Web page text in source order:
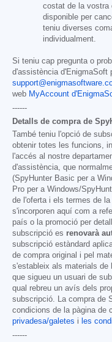
costat de la vostra
disponible per
teniu diverses
individualment.
Si teniu cap pregunta o
d'assistència d'EnigmaSoft
web MyAccount
------
Detalls de compra de
També teniu l'opció de
obtenir totes les funcions,
l'accés al nostre
d'assistència, que
(SpyHunter Basic per a
Pro per a Windows/
de l'oferta i els termes de
s'incorporen aquí com a
país o la promoció per
subscripció es renovarà
subscripció estàndard
de compra original i pel
s'estableix als materials de
que sigueu un usuari de
qual rebreu un avís dels
subscripció. La compra de
condicions de la pàgina de
privadesa/galetes i les
------